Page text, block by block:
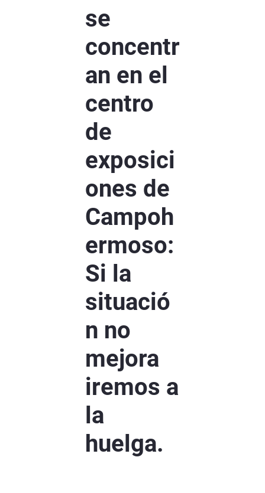
se
concentr
an en el
centro
de
exposici
ones de
Campoh
ermoso:
Si la
situació
n no
mejora
iremos a
la
huelga.